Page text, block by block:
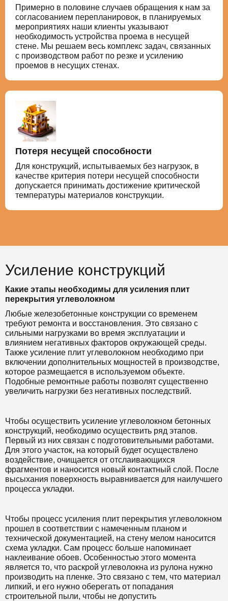
Примерно в половине случаев обращения к нам за
согласованием перепланировок, в планируемых
мероприятиях наши клиенты указывают
необходимость устройства проема в несущей
стене. Мы решаем весь комплекс задач, связанных
с производством работ по резке и усилению
проемов в несущих стенах.
Потеря несущей способности
Для конструкций, испытываемых без нагрузок, в
качестве критерия потери несущей способности
допускается принимать достижение критической
температуры материалов конструкции.
Усиление конструкций
Какие этапы необходимы для усиления плит
перекрытия углеволокном
Любые железобетонные конструкции со временем
требуют ремонта и восстановления. Это связано с
сильными нагрузками во время эксплуатации и
влиянием негативных факторов окружающей среды.
Также усиление плит углеволокном необходимо при
включении дополнительных мощностей в производстве,
которое размещается в используемом объекте.
Подобные ремонтные работы позволят существенно
увеличить нагрузки без негативных последствий.
Чтобы осуществить усиление углеволокном бетонных
конструкций, необходимо осуществить ряд этапов.
Первый из них связан с подготовительными работами.
Для этого участок, на который будет осуществлено
воздействие, очищается от отслаивающихся
фрагментов и наносится новый контактный слой. После
высыхания поверхность выравнивается для наилучшего
процесса укладки.
Чтобы процесс усиления плит перекрытия углеволокном
прошел в соответствии с намеченным планом и
технической документацией, на стену мелом наносится
схема укладки. Сам процесс больше напоминает
наклеивание обоев. Особенностью этого момента
является то, что раскрой углеволокна из рулона нужно
производить на пленке. Это связано с тем, что материал
липкий, и его нужно оберегать от попадания
строительной пыли, чтобы не допустить